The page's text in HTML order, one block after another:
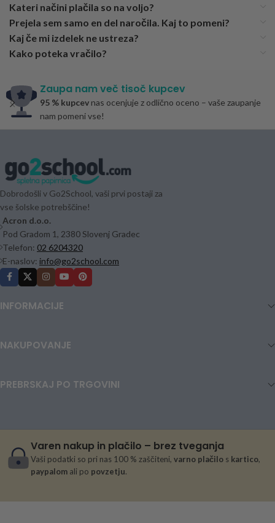
Kateri načini plačila so na voljo?
Prejela sem samo en del naročila. Kaj to pomeni?
Kaj če mi izdelek ne ustreza?
Kako poteka vračilo?
Zaupa nam več tisoč kupcev
95 % kupcev nas ocenjuje z odlično oceno – vaše zaupanje
nam pomeni vse!
Dobrodošli v Go2School, vaši prvi postaji za
vse šolske potrebščine!
Acron d.o.o.
Pod Gradom 1, 2380 Slovenj Gradec
Telefon: 02 6204320
E-naslov: info@go2school.com
INFORMACIJE
NAKUPOVANJE
PREBRSKAJ PO TRGOVINI
Varen nakup in plačilo – brez tveganja
Vaši podatki so pri nas 100 % zaščiteni, varno plačilo s kartico,
paypalom ali po povzetju.